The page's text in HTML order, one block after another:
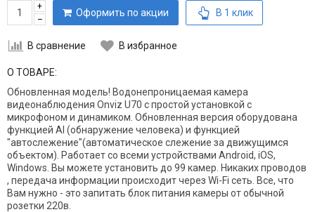
+
–
Оформить по акции В 1 клик
В сравнение В избранное
О ТОВАРЕ:
Обновленная модель! Водонепроницаемая камера
видеонаблюдения Onviz U70 с простой установкой с
микрофоном и динамиком. Обновленная версия оборудована
функцией AI (обнаружение человека) и функцией
"автослежение"(автоматическое слежение за движущимся
объектом). Работает со всеми устройствами Android, iOS,
Windows. Вы можете установить до 99 камер. Никаких проводов
, передача информации происходит через Wi-Fi сеть. Все, что
Вам нужно - это запитать блок питания камеры от обычной
розетки 220в.